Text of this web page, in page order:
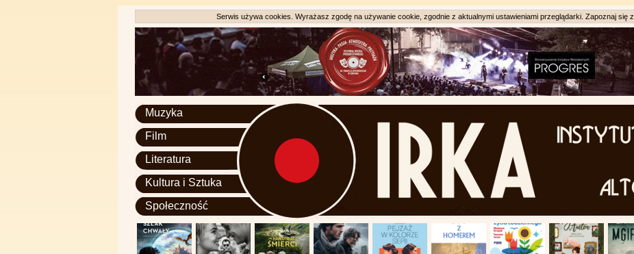
Serwis używa cookies. Wyrażasz zgodę na używanie cookie, zgodnie z aktualnymi ustawieniami przeglądarki. Zapoznaj się z
Muzyka
Film
Literatura
Kultura i Sztuka
Społeczność